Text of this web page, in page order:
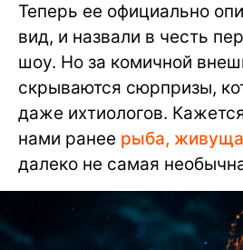
Теперь ее официально
вид, и назвали в честь
шоу. Но за комичной
скрываются сюрпризы,
даже ихтиологов.
нами ранее рыба,
далеко не самая